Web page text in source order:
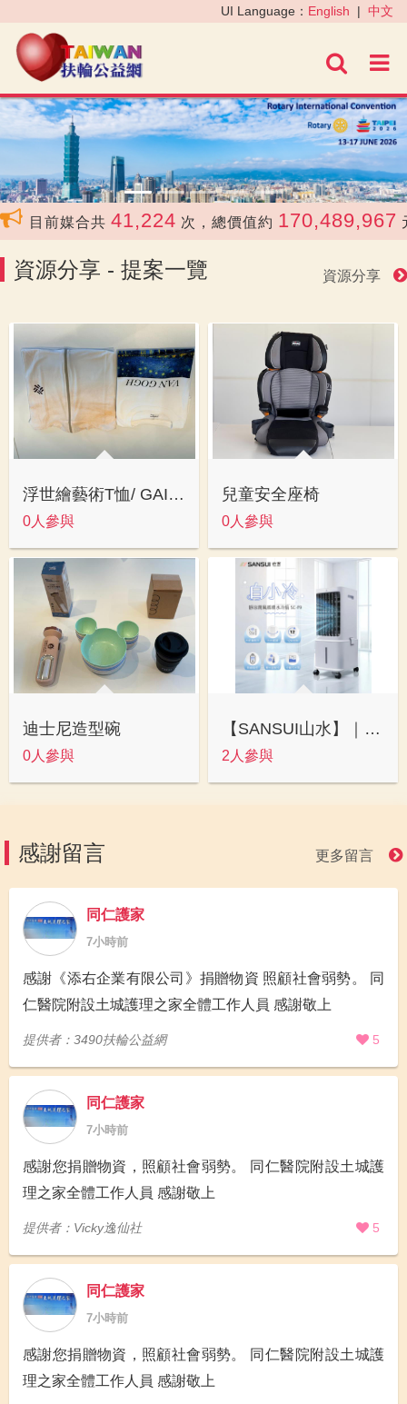
進階
UI Language： English | 中文
‹ ›
目前媒合共 41,224 次，總價值約 170,489,967 元
資源分享 - 提案一覽 資源分享
浮世繪藝術T恤/ GAIA外套
0人參與
兒童安全座椅
0人參與
迪士尼造型碗
0人參與
【SANSUI山水】｜靜涼潤風循環水冷扇
2人參與
感謝留言 更多留言
同仁護家
7小時前
感謝《添右企業有限公司》捐贈物資 照顧社會弱勢。 同
仁醫院附設土城護理之家全體工作人員 感謝敬上
提供者：3490扶輪公益網 5
同仁護家
7小時前
感謝您捐贈物資，照顧社會弱勢。 同仁醫院附設土城護
理之家全體工作人員 感謝敬上
提供者：Vicky逸仙社 5
同仁護家
7小時前
感謝您捐贈物資，照顧社會弱勢。 同仁醫院附設土城護
理之家全體工作人員 感謝敬上